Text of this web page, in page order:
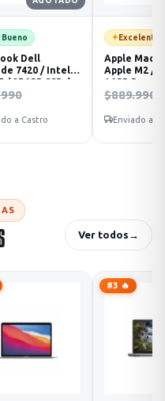
Bueno
Dell
7420 / Intel
/ 256GB SSD /
/ 14" FHD
a Castro
✦Excelente
Apple
Apple M2 /
16GB Ram /
WQXGA /
$889.990
Enviado a
Ver todos →
#3 🔥